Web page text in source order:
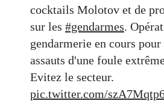
cocktails Molotov et de
sur les #gendarmes.
gendarmerie en cours pour
assauts d'une foule
Evitez le secteur.
pic.twitter.com/